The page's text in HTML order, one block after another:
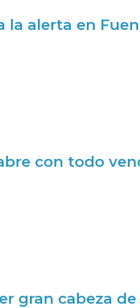
la alerta en
con todo
gran cabeza